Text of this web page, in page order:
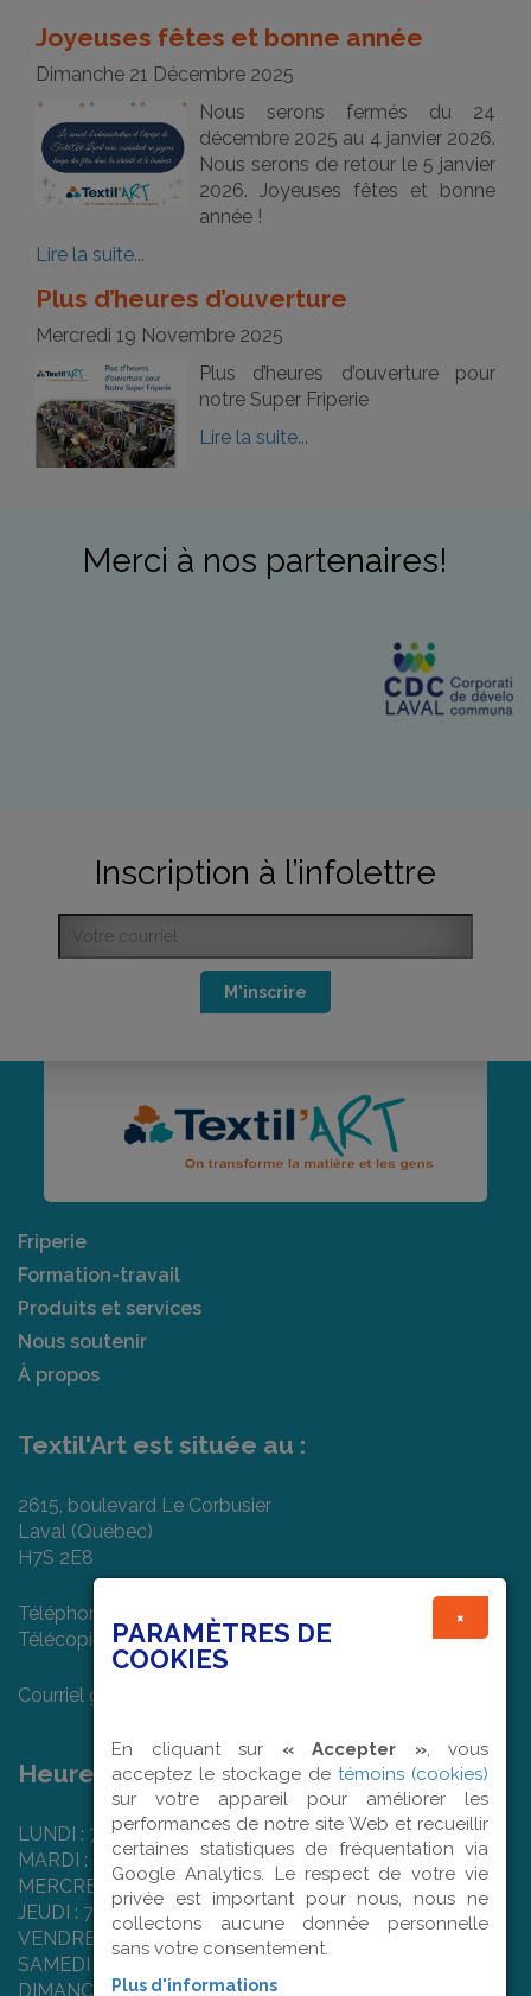
Joyeuses fêtes et bonne année
Dimanche 21 Décembre 2025
Nous serons fermés du 24
décembre 2025 au 4 janvier 2026.
Nous serons de retour le 5 janvier
2026. Joyeuses fêtes et bonne
année !
Lire la suite...
Plus d’heures d’ouverture
Mercredi 19 Novembre 2025
Plus d’heures d’ouverture pour
notre Super Friperie
Lire la suite...
Merci à nos partenaires!
Inscription à l’infolettre
M'inscrire
Friperie
Formation-travail
Produits et services
Nous soutenir
À propos
Textil'Art est située au :
2615, boulevard Le Corbusier
Laval (Québec)
H7S 2E8
Téléphone : (450) 682-7474
Télécopieur : (450) 978-1022
Courriel général :
Heures d'ouverture :
LUNDI : 7 h 50 à 16 h 00
MARDI : 7 h 50 à 16 h 00
MERCREDI : 7 h 50 à 16 h 00
JEUDI : 7 h 50 à 16 h 00
VENDREDI : 7 h 50 à 12 h 00
SAMEDI : Fermé
DIMANCHE : Fermé
×
PARAMÈTRES DE
COOKIES
En cliquant sur « Accepter », vous
acceptez le stockage de témoins (cookies)
sur votre appareil pour améliorer les
performances de notre site Web et recueillir
certaines statistiques de fréquentation via
Google Analytics. Le respect de votre vie
privée est important pour nous, nous ne
collectons aucune donnée personnelle
sans votre consentement.
Plus d'informations